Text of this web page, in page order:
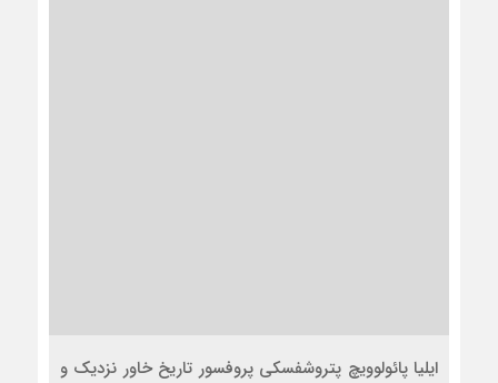
ایلیا پائولوویچ پتروشفسکی پروفسور تاریخ خاور نزدیک و